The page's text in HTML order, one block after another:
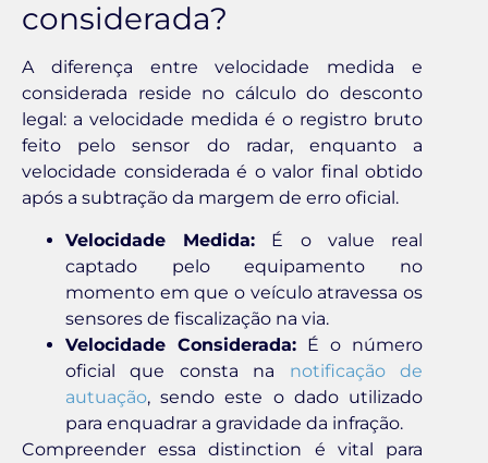
considerada?
A diferença entre velocidade medida e
considerada reside no cálculo do desconto
legal: a velocidade medida é o registro bruto
feito pelo sensor do radar, enquanto a
velocidade considerada é o valor final obtido
após a subtração da margem de erro oficial.
Velocidade Medida: É o value real
captado pelo equipamento no
momento em que o veículo atravessa os
sensores de fiscalização na via.
Velocidade Considerada: É o número
oficial que consta na notificação de
autuação, sendo este o dado utilizado
para enquadrar a gravidade da infração.
Compreender essa distinction é vital para